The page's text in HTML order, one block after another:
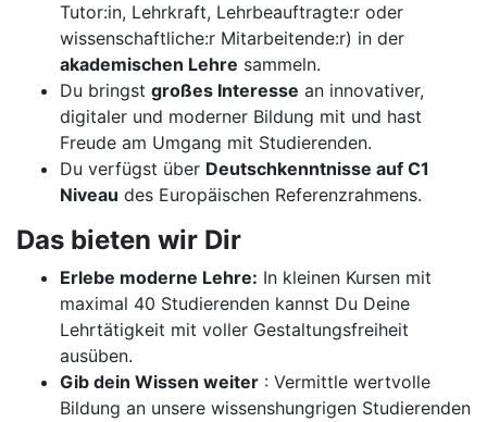
Tutor:in, Lehrkraft, Lehrbeauftragte:r oder
wissenschaftliche:r Mitarbeitende:r) in der
akademischen Lehre sammeln.
Du bringst großes Interesse an innovativer,
digitaler und moderner Bildung mit und hast
Freude am Umgang mit Studierenden.
Du verfügst über Deutschkenntnisse auf C1
Niveau des Europäischen Referenzrahmens.
Das bieten wir Dir
Erlebe moderne Lehre: In kleinen Kursen mit
maximal 40 Studierenden kannst Du Deine
Lehrtätigkeit mit voller Gestaltungsfreiheit
ausüben.
Gib dein Wissen weiter : Vermittle wertvolle
Bildung an unsere wissenshungrigen Studierenden